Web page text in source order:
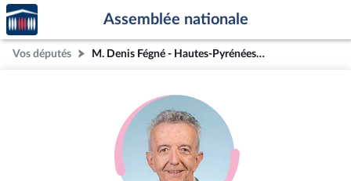
Aller au contenu
Aller en bas de la page
Accèder
à la
page
d'accueil
Assemblée nationale
Vos députés M. Denis Fégné - Hautes-Pyrénées (2e circonscription)